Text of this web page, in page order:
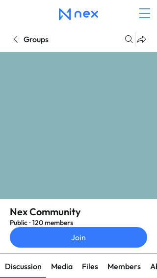
Groups
Nex Community
Public · 120 members
Join
Discussion Media Files Members